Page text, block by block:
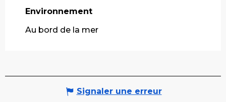
Environnement
Environnement
Au bord de la mer
Signaler une erreur